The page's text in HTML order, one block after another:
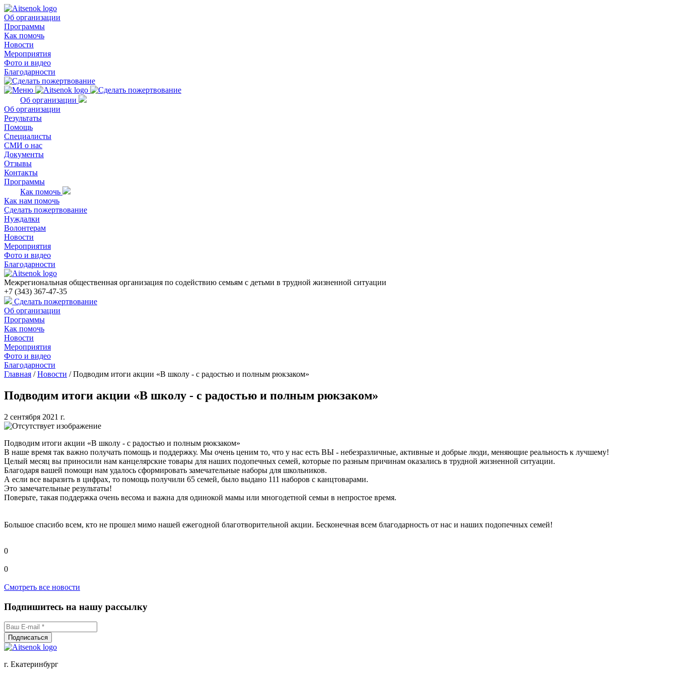
Об организации
Программы
Как помочь
Новости
Мероприятия
Фото и видео
Благодарности
Об организации
Об организации
Результаты
Помощь
Специалисты
СМИ о нас
Документы
Отзывы
Контакты
Программы
Как помочь
Как нам помочь
Сделать пожертвование
Нуждалки
Волонтерам
Новости
Мероприятия
Фото и видео
Благодарности
Межрегиональная общественная организация по содействию семьям с детьми в трудной жизненной ситуации
+7 (343) 367-47-35
Сделать пожертвование
Об организации
Программы
Как помочь
Новости
Мероприятия
Фото и видео
Благодарности
Главная /Новости /Подводим итоги акции «В школу - с радостью и полным рюкзаком»
Подводим итоги акции «В школу - с радостью и полным рюкзаком»
2 сентября 2021 г.
Подводим итоги акции «В школу - с радостью и полным рюкзаком»
В наше время так важно получать помощь и поддержку. Мы очень ценим то, что у нас есть ВЫ - небезразличные, активные и добрые люди, меняющие реальность к лучшему!
Целый месяц вы приносили нам канцелярские товары для наших подопечных семей, которые по разным причинам оказались в трудной жизненной ситуации.
Благодаря вашей помощи нам удалось сформировать замечательные наборы для школьников.
А если все выразить в цифрах, то помощь получили 65 семей, было выдано 111 наборов с канцтоварами.
Это замечательные результаты!
Поверьте, такая поддержка очень весома и важна для одинокой мамы или многодетной семьи в непростое время.
Большое спасибо всем, кто не прошел мимо нашей ежегодной благотворительной акции. Бесконечная всем благодарность от нас и наших подопечных семей!
0
0
Смотреть все новости
Подпишитесь на нашу рассылку
г. Екатеринбург